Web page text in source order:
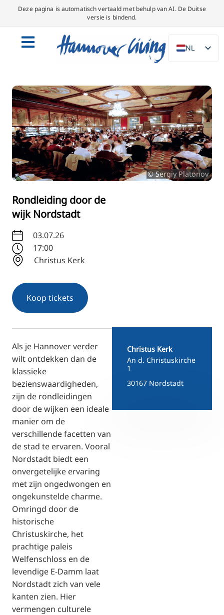
Deze pagina is automatisch vertaald met behulp van AI. De Duitse
versie is bindend.
NL
DE
PL
ES
IT
DA
SV
FR
BG
© Sergiy Platonov
Rondleiding door de
wijk Nordstadt
03.07.26
17:00
Christus Kerk
Koop tickets
Als je Hannover verder
wilt ontdekken dan de
klassieke
bezienswaardigheden,
zijn de rondleidingen
door de wijken een ideale
manier om de
verschillende facetten van
de stad te ervaren. Vooral
Nordstadt biedt een
onvergetelijke ervaring
met zijn ongedwongen en
ongekunstelde charme.
Omringd door de
historische
Christuskirche, het
prachtige paleis
Welfenschloss en de
levendige E-Damm laat
Nordstadt zich van vele
kanten zien. Hier
vermengen culturele
Christus Kerk
An d. Christuskirche
1
30167 Nordstadt